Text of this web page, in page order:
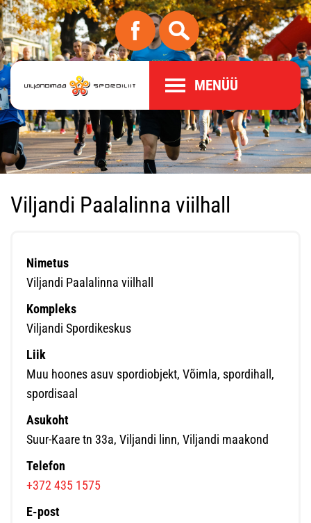
MENÜÜ
Viljandi Paalalinna viilhall
Nimetus
Viljandi Paalalinna viilhall
Kompleks
Viljandi Spordikeskus
Liik
Muu hoones asuv spordiobjekt, Võimla, spordihall,
spordisaal
Asukoht
Suur-Kaare tn 33a, Viljandi linn, Viljandi maakond
Telefon
+372 435 1575
E-post